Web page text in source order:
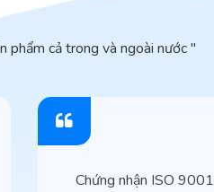
phẩm cả trong và ngoài nước "
Chứng nhận ISO